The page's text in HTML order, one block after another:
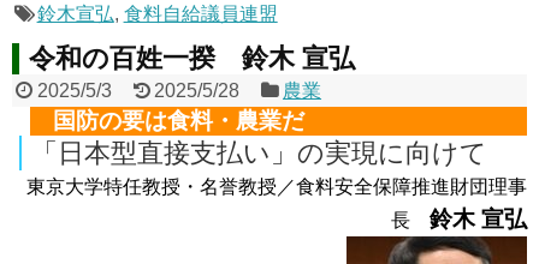
鈴木宣弘, 食料自給議員連盟
令和の百姓一揆 鈴木 宣弘
2025/5/3 2025/5/28 農業
国防の要は食料・農業だ
「日本型直接支払い」の実現に向けて
東京大学特任教授・名誉教授／食料安全保障推進財団理事
長 鈴木 宣弘